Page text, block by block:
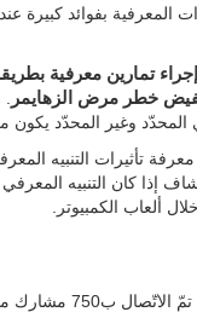
المعرفية بفوائد كبيرة
إجراء تمارين معرفية
خطر مرض الزهايمر
المحدّد وغير المحدّد يكون
تأثيرات التنبيه
إذا كان التنبيه
ألعاب الكمبيوتر.
لإجراء هذه الدراسة،